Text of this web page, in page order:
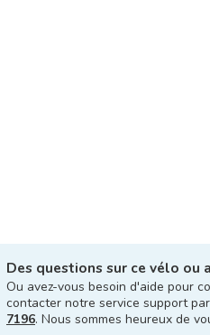
Des questions sur ce vélo ou
Ou avez-vous besoin d'aide pour
contacter notre service support par
7196. Nous sommes heureux de